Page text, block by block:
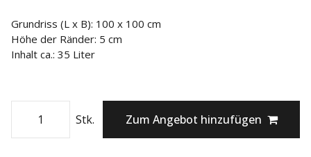
Grundriss (L x B): 100 x 100 cm
Höhe der Ränder: 5 cm
Inhalt ca.: 35 Liter
Stk. Zum Angebot hinzufügen